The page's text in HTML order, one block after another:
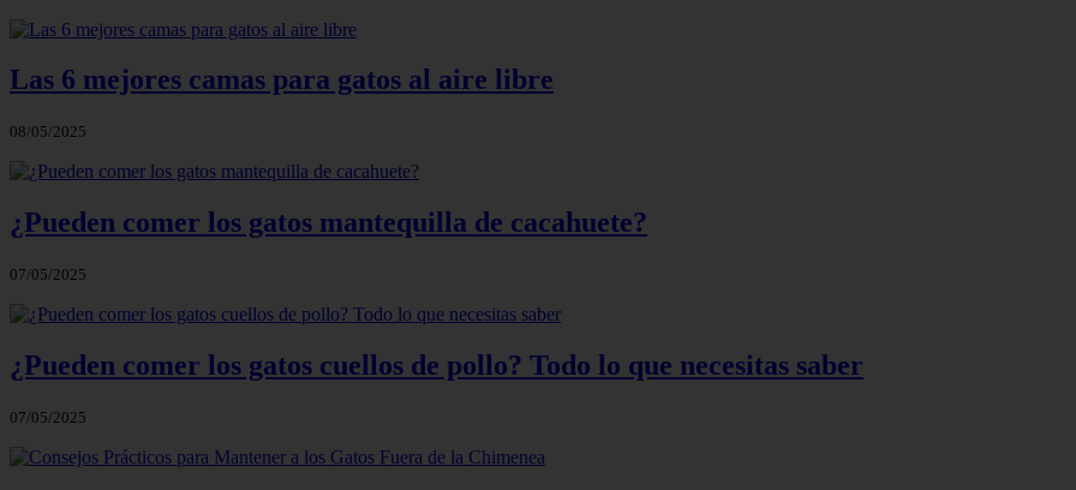
Las 6 mejores camas para gatos al aire libre
08/05/2025
¿Pueden comer los gatos mantequilla de cacahuete?
07/05/2025
¿Pueden comer los gatos cuellos de pollo? Todo lo que necesitas saber
07/05/2025